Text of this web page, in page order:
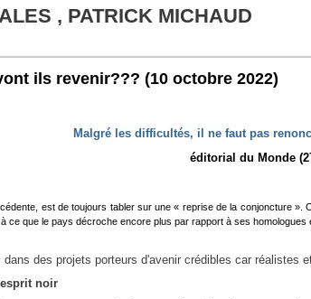
, PATRICK MICHAUD
ils revenir??? (10 octobre 2022)
Malgré les difficultés, il ne faut pas
éditorial du Monde
est de toujours tabler sur une « reprise de la conjoncture
que le pays décroche encore plus par rapport à ses homologues
des projets porteurs d'avenir crédibles car réalistes
noir